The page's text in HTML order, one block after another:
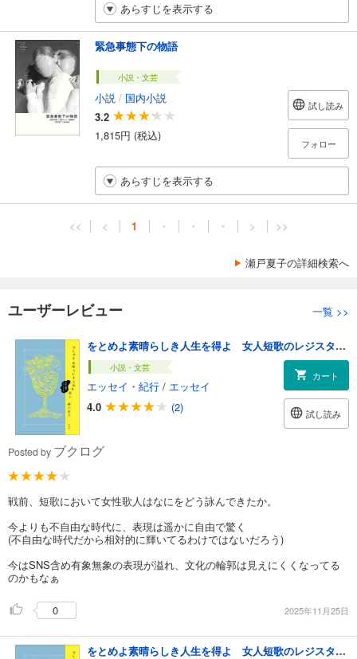
あらすじを表示する
緊急事態下の物語
小説・文芸
小説 / 国内小説
3.2
1,815円 (税込)
試し読み
フォロー
あらすじを表示する
<< < 1 ・ ・ ・ > >>
瀬戸夏子の詳細検索へ
ユーザーレビュー 一覧 >>
をとめよ素晴らしき人生を得よ 女人短歌のレジスタンス
小説・文芸
エッセイ・紀行 / エッセイ
4.0
(2)
カート
試し読み
Posted by ブクログ
戦前、短歌において女性歌人はなにをどう詠んできたか。
今よりも不自由な時代に、表現は遥かに自由で驚く
(不自由な時代だから相対的に輝いてるわけではないだろう)
今はSNS含め有象無象の表現が溢れ、文化の輪郭は見えにくくなってる
のかもなぁ
0 2025年11月25日
をとめよ素晴らしき人生を得よ 女人短歌のレジスタンス